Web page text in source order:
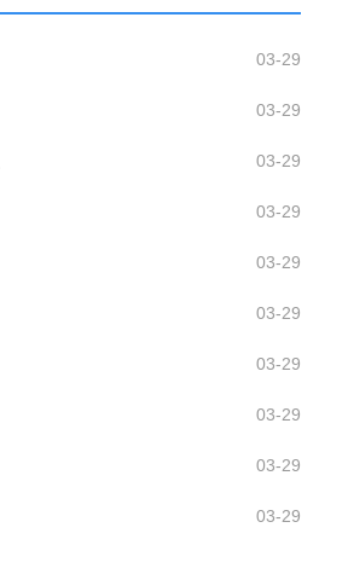
03-29
03-29
03-29
03-29
03-29
03-29
03-29
03-29
03-29
03-29